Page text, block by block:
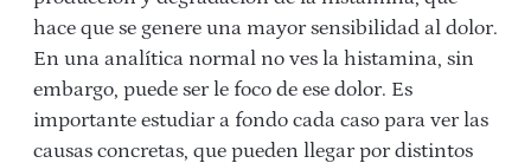
hace que se genere una mayor sensibilidad al dolor.
En una analítica normal no ves la histamina, sin
embargo, puede ser le foco de ese dolor. Es
importante estudiar a fondo cada caso para ver las
causas concretas, que pueden llegar por distintos